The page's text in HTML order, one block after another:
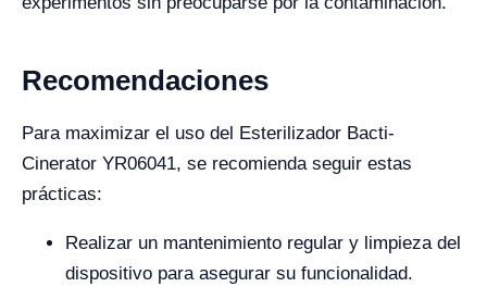
Recomendaciones
Para maximizar el uso del Esterilizador Bacti-
Cinerator YR06041, se recomienda seguir estas
prácticas:
Realizar un mantenimiento regular y limpieza del
dispositivo para asegurar su funcionalidad.